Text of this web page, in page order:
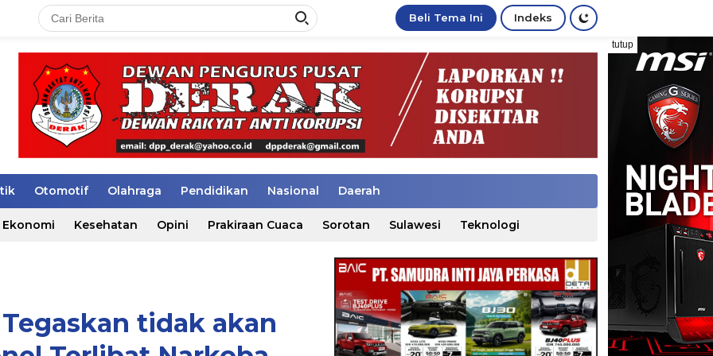
Beli Tema Ini Indeks
tutup
Otomotif Olahraga Pendidikan Nasional Daerah
Ekonomi Kesehatan Opini Prakiraan Cuaca Sorotan Sulawesi Teknologi
tidak akan